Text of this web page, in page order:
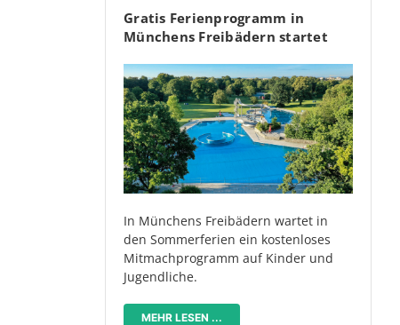
Gratis Ferienprogramm in
Münchens Freibädern startet
In Münchens Freibädern wartet in
den Sommerferien ein kostenloses
Mitmachprogramm auf Kinder und
Jugendliche.
MEHR LESEN ...